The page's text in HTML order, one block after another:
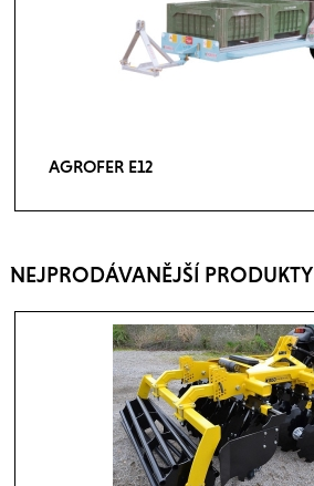
AGROFER E12
NEJPRODÁVANĚJŠÍ PRODUKTY